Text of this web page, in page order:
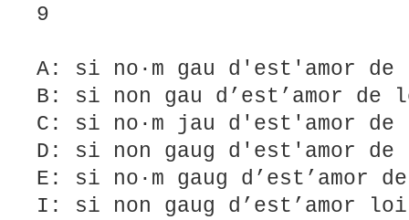
9
A: si no·m gau d'est'amor de
B: si non gau d’est’amor de
C: si no·m jau d'est'amor de
D: si non gaug d'est'amor de
E: si no·m gaug d’est’amor
I: si non gaug d’est’amor